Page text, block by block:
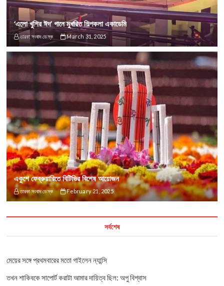
‘এলো খুশির ঈদ’ গানে মুখরিত শিল্পকলা একাডেমি
তারকা সংবাদ ডেস্ক March 31, 2025
একুশে ফেব্রুয়ারিতে বিটিভির বিশেষ আয়োজন
তারকা সংবাদ ডেস্ক February 21, 2025
সর্বশেষ
মেয়ের সঙ্গে প্রথমবারের মতো গাইলেন ন্যান্সি
তখন শাকিবকে সাপোর্ট করাটা আমার দায়িত্ব ছিল: অপু বিশ্বাস